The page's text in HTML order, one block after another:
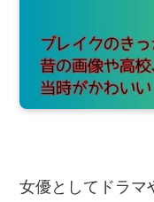
女優としてドラマ